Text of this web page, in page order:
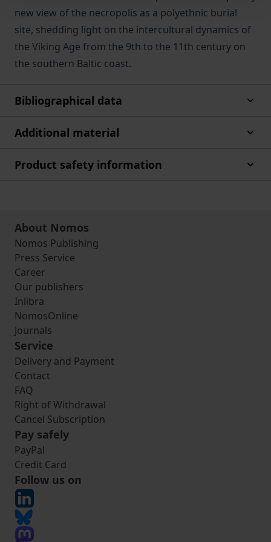
new view of the necropolis as a polyethnic burial
site, shedding light on the intercultural dynamics of
the Viking Age from the 9th to the 11th century on
the southern Baltic coast.
Bibliographical data
Additional material
Product safety information
About Nomos
Nomos Publishing
Press Service
Career
Our publishers
Inlibra
NomosOnline
Journals
Service
Delivery and Payment
Contact
FAQ
Right of Withdrawal
Cancel Subscription
Pay safely
PayPal
Credit Card
Follow us on